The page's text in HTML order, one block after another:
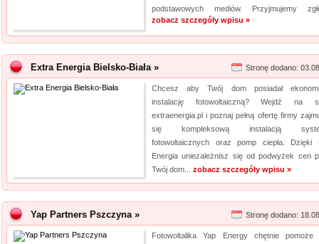
podstawowych mediów. Przyjmujemy
zobacz szczegóły wpisu »
Extra Energia Bielsko-Biała » Stronę dodano:
Chcesz aby Twój dom posiadał
instalację fotowoltaiczną? Wejdź na
extraenergia.pl i poznaj pełną ofertę firmy
się kompleksową instalacją
fotowoltaicznych oraz pomp ciepła. Dzięki
Energia uniezależnisz się od podwyżek cen
Twój dom... zobacz szczegóły wpisu »
Yap Partners Pszczyna » Stronę dodano:
Fotowoltalika Yap Energy chętnie